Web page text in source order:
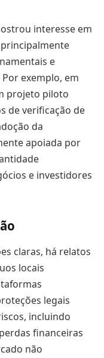
interesse em
e
exemplo, em
projeto piloto
de verificação de
da
apoiada por
e investidores
claras, há relatos
locais
legais
incluindo
financeiras
não